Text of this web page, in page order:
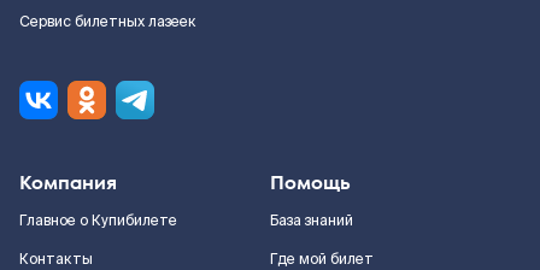
Сервис билетных лазеек
Компания
Главное о Купибилете
Контакты
Помощь
База знаний
Где мой билет